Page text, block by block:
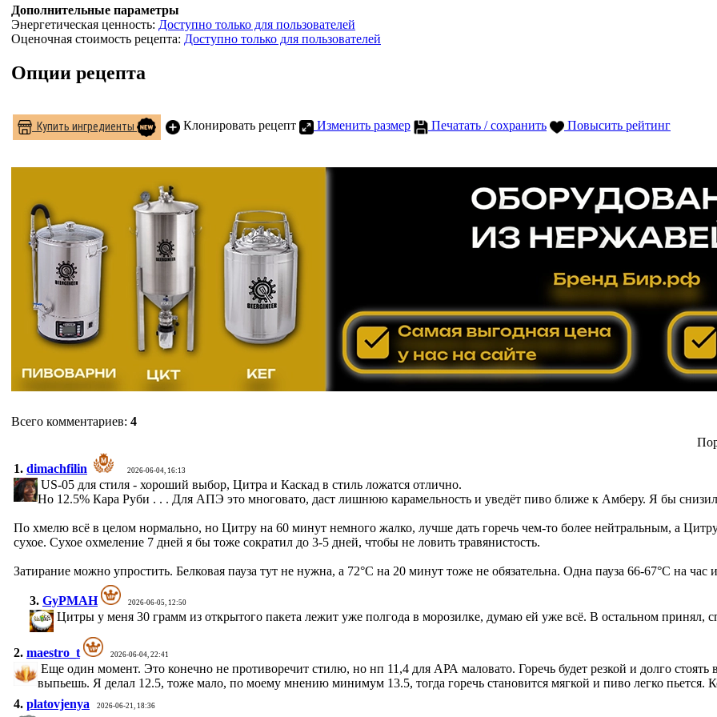
Дополнительные параметры
Энергетическая ценность: Доступно только для пользователей
Оценочная стоимость рецепта: Доступно только для пользователей
Опции рецепта
Купить ингредиенты Клонировать рецепт Изменить размер Печатать / сохранить Повысить рейтинг
Всего комментариев: 4
1. dimachfilin 2026-06-04, 16:13
US-05 для стиля - хороший выбор, Цитра и Каскад в стиль ложатся отлично.
Но 12.5% Кара Руби . . . Для АПЭ это многовато, даст лишнюю карамельность и уведёт пиво ближе к Амберу. Я бы
По хмелю всё в целом нормально, но Цитру на 60 минут немного жалко, лучше дать горечь чем-то более нейтральным, а
сухое. Сухое охмеление 7 дней я бы тоже сократил до 3-5 дней, чтобы не ловить травянистость.
Затирание можно упростить. Белковая пауза тут не нужна, а 72°C на 20 минут тоже не обязательна. Одна пауза 66-67°C на час
3. GyPMAH 2026-06-05, 12:50
Цитры у меня 30 грамм из открытого пакета лежит уже полгода в морозилке, думаю ей уже всё. В остальном принял,
2. maestro_t 2026-06-04, 22:41
Еще один момент. Это конечно не противоречит стилю, но нп 11,4 для АРА маловато. Горечь будет резкой и долго стоять
выпьешь. Я делал 12.5, тоже мало, по моему мнению минимум 13.5, тогда горечь становится мягкой и пиво легко пьется.
4. platovjenya 2026-06-21, 18:36